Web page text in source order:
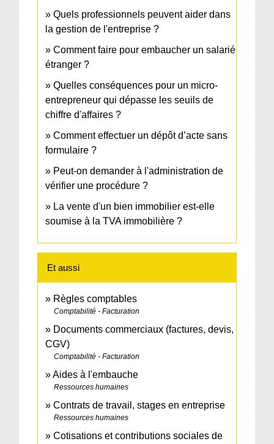
Quels professionnels peuvent aider dans
la gestion de l'entreprise ?
Comment faire pour embaucher un salarié
étranger ?
Quelles conséquences pour un micro-
entrepreneur qui dépasse les seuils de
chiffre d'affaires ?
Comment effectuer un dépôt d’acte sans
formulaire ?
Peut-on demander à l'administration de
vérifier une procédure ?
La vente d'un bien immobilier est-elle
soumise à la TVA immobilière ?
Et aussi
Règles comptables
Comptabilité - Facturation
Documents commerciaux (factures, devis,
CGV)
Comptabilité - Facturation
Aides à l'embauche
Ressources humaines
Contrats de travail, stages en entreprise
Ressources humaines
Cotisations et contributions sociales de